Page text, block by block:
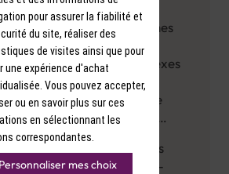
et rafraîchissantes
aux bières de blé riches
les hefeweizens, en
bières foncées et complexes
et les bocks,
une gamme diverse de
les goûts. Lorsque vous
bière allemande, vous
brassicole millénaire
des Vignes, plongez dans
bière allemande et laissez-
pour assurer la fiabilité et
du site, réaliser des
de visites ainsi que pour
une expérience d'achat
Vous pouvez accepter,
ou en savoir plus sur ces
en sélectionnant les
correspondantes.
Personnaliser mes choix